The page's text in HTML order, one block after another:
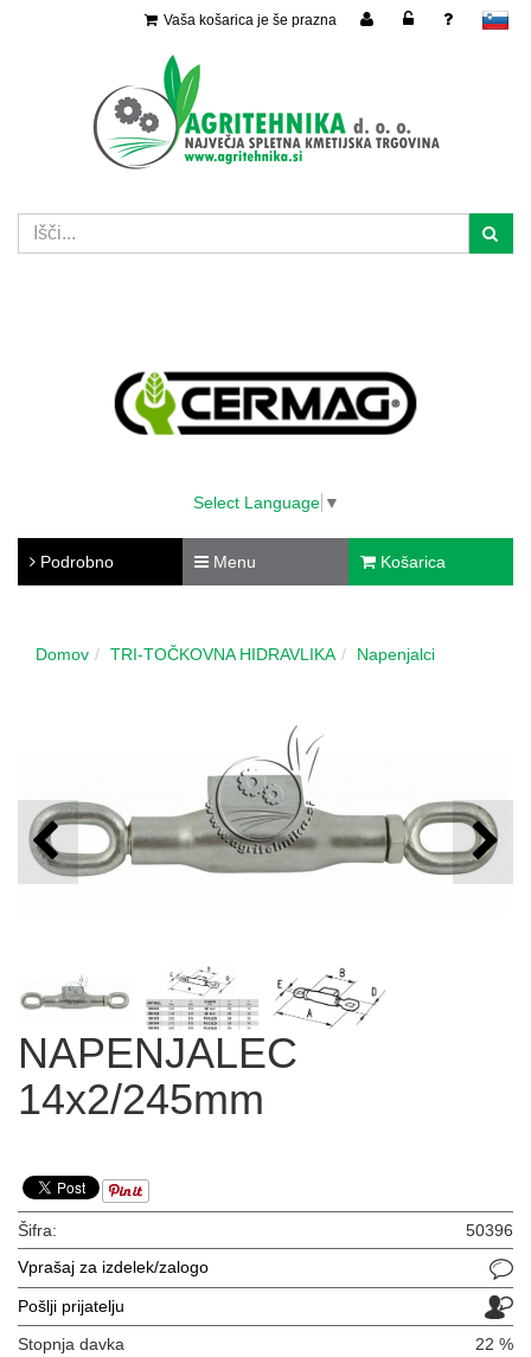
slovensko
Vaša košarica je še prazna
Select Language ▼
Podrobno Menu Košarica
Domov TRI-TOČKOVNA HIDRAVLIKA Napenjalci
NAPENJALEC
14x2/245mm
Šifra:
50396
Vprašaj za izdelek/zalogo
Pošlji prijatelju
Stopnja davka 22 %